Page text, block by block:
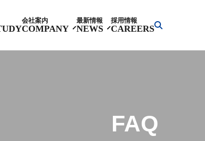
会社案内
COMPANY
最新情報
NEWS
採用情報
CAREERS
FAQ